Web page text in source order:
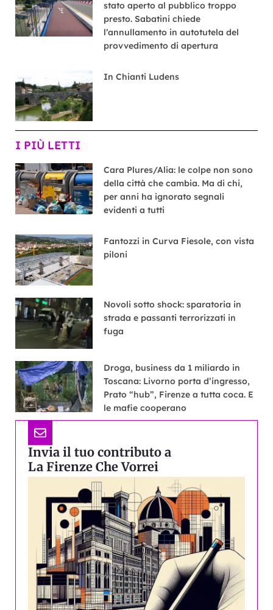
stato aperto al pubblico troppo
presto. Sabatini chiede
l’annullamento in autotutela del
provvedimento di apertura
In Chianti Ludens
I PIÙ LETTI
Cara Plures/Alia: le colpe non sono
della città che cambia. Ma di chi,
per anni ha ignorato segnali
evidenti a tutti
Fantozzi in Curva Fiesole, con vista
piloni
Novoli sotto shock: sparatoria in
strada e passanti terrorizzati in
fuga
Droga, business da 1 miliardo in
Toscana: Livorno porta d’ingresso,
Prato “hub”, Firenze a tutta coca. E
le mafie cooperano
Invia il tuo contributo a
La Firenze Che Vorrei